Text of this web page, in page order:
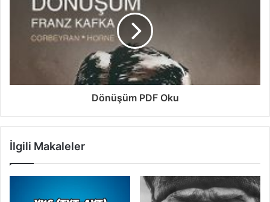
Dönüşüm PDF Oku
İlgili Makaleler